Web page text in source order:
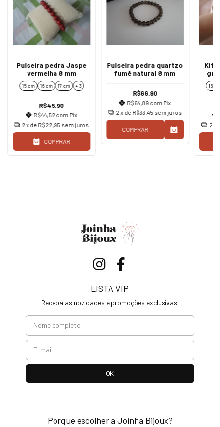
Pulseira pedra Jaspe
vermelha 8 mm
15 cm 16 cm 17 cm + 3
R$45,90
R$44,52 com Pix
2x de R$22,95 sem juros
COMPRAR
Pulseira pedra quartzo
fumê natural 8 mm
R$66,90
R$64,89 com Pix
2x de R$33,45 sem juros
COMPRAR
Kit
15
2
LISTA VIP
Receba as novidades e promoções exclusivas!
Porque escolher a Joinha Bijoux?